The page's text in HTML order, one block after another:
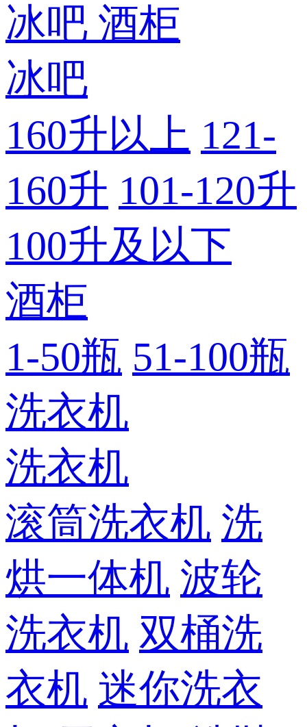
冰吧 酒柜
冰吧
160升以上 121-
160升 101-120升
100升及以下
酒柜
1-50瓶 51-100瓶
洗衣机
洗衣机
滚筒洗衣机 洗
烘一体机 波轮
洗衣机 双桶洗
衣机 迷你洗衣